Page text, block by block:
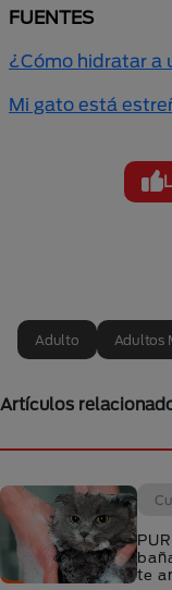
FUENTES
¿Cómo hidratar a
Mi gato está
Adulto Adultos
Artículos
te